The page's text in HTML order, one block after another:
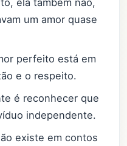
um amor quase
perfeito está em
e o respeito.
é reconhecer que
independente.
existe em contos